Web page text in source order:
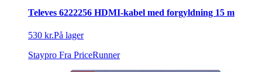
Televes 6222256 HDMI-kabel med forgyldning 15 m
530 kr.På lager
Staypro Fra PriceRunner